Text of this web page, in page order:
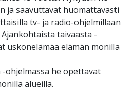
ja saavuttavat huomattavasti
tv- ja radio-ohjelmillaan
taivaasta -
uskonelämää elämän monilla
ohjelmassa he opettavat
alueilla.